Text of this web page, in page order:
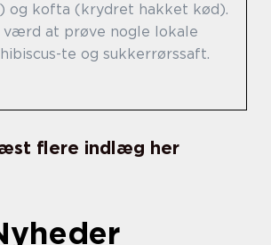
og kofta (krydret hakket kød).
værd at prøve nogle lokale
te og sukkerrørssaft.
flere indlæg her